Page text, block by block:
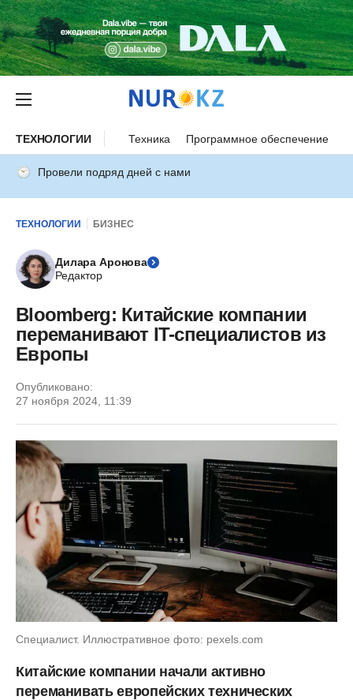
ТЕХНОЛОГИИ Техника Программное обеспечение
Провели подряд дней с нами
ТЕХНОЛОГИИ БИЗНЕС
Дилара Аронова
Редактор
Bloomberg: Китайские компании
переманивают IT-специалистов из
Европы
Опубликовано:
27 ноября 2024, 11:39
Специалист. Иллюстративное фото: pexels.com
Китайские компании начали активно
переманивать европейских технических